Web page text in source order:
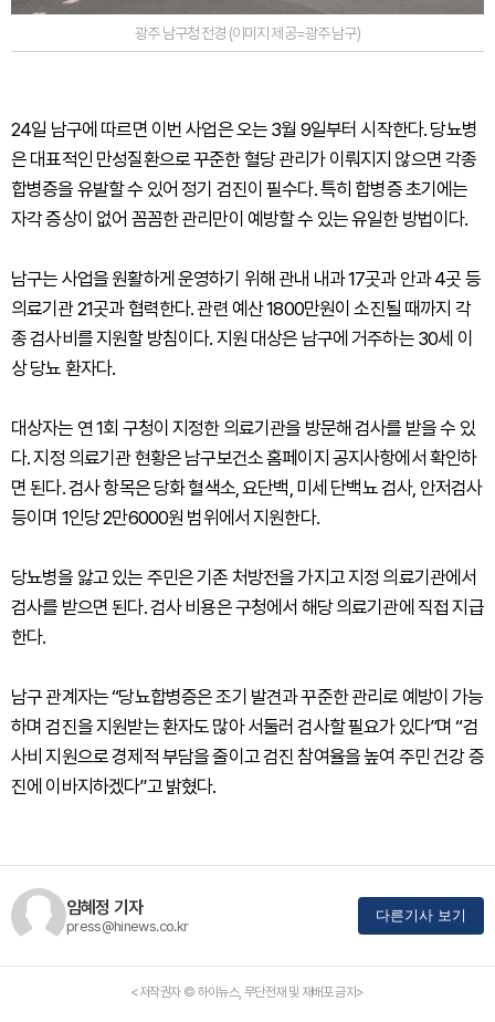
광주 남구청 전경 (이미지 제공=광주 남구)
24일 남구에 따르면 이번 사업은 오는 3월 9일부터 시작한다. 당뇨병
은 대표적인 만성질환으로 꾸준한 혈당 관리가 이뤄지지 않으면 각종
합병증을 유발할 수 있어 정기 검진이 필수다. 특히 합병증 초기에는
자각 증상이 없어 꼼꼼한 관리만이 예방할 수 있는 유일한 방법이다.
남구는 사업을 원활하게 운영하기 위해 관내 내과 17곳과 안과 4곳 등
의료기관 21곳과 협력한다. 관련 예산 1800만원이 소진될 때까지 각
종 검사비를 지원할 방침이다. 지원 대상은 남구에 거주하는 30세 이
상 당뇨 환자다.
대상자는 연 1회 구청이 지정한 의료기관을 방문해 검사를 받을 수 있
다. 지정 의료기관 현황은 남구보건소 홈페이지 공지사항에서 확인하
면 된다. 검사 항목은 당화 혈색소, 요단백, 미세 단백뇨 검사, 안저검사
등이며 1인당 2만6000원 범위에서 지원한다.
당뇨병을 앓고 있는 주민은 기존 처방전을 가지고 지정 의료기관에서
검사를 받으면 된다. 검사 비용은 구청에서 해당 의료기관에 직접 지급
한다.
남구 관계자는 “당뇨합병증은 조기 발견과 꾸준한 관리로 예방이 가능
하며 검진을 지원받는 환자도 많아 서둘러 검사할 필요가 있다”며 “검
사비 지원으로 경제적 부담을 줄이고 검진 참여율을 높여 주민 건강 증
진에 이바지하겠다”고 밝혔다.
임혜정 기자
press@hinews.co.kr
다른기사 보기
<저작권자 © 하이뉴스, 무단전재 및 재배포 금지>